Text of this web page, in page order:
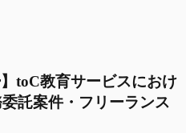
toC教育サービスにおけ
託案件・フリーランス